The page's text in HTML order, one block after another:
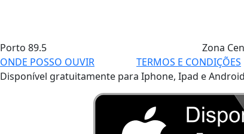
Porto 89.5 Zona
ONDE POSSO OUVIR
TERMOS E CONDIÇÕES
Disponível gratuitamente para Iphone, Ipad e Android